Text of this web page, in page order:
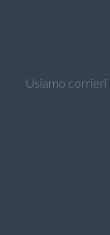
Usiamo corrieri